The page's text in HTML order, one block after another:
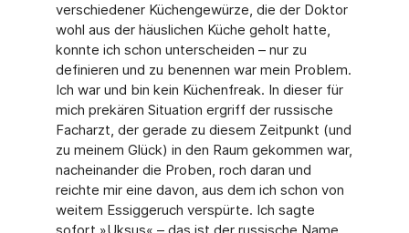
verschiedener Küchengewürze, die der Doktor
wohl aus der häuslichen Küche geholt hatte,
konnte ich schon unterscheiden – nur zu
definieren und zu benennen war mein Problem.
Ich war und bin kein Küchenfreak. In dieser für
mich prekären Situation ergriff der russische
Facharzt, der gerade zu diesem Zeitpunkt (und
zu meinem Glück) in den Raum gekommen war,
nacheinander die Proben, roch daran und
reichte mir eine davon, aus dem ich schon von
weitem Essiggeruch verspürte. Ich sagte